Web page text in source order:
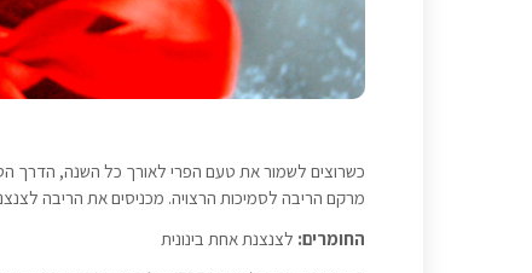
כשרוצים לשמור את טעם הפרי לאורך כל השנה, הדרך
מרקם הריבה לסמיכות הרצויה. מכניסים את הריבה
החומרים: לצנצנת אחת בינונית